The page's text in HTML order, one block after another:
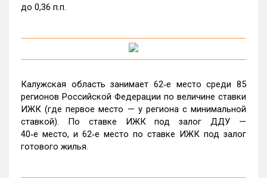
до 0,36 п.п.
Калужская область занимает 62‑е место среди 85
регионов Российской Федерации по величине ставки
ИЖК (где первое место — у региона с минимальной
ставкой). По ставке ИЖК под залог ДДУ —
40‑е место, и 62‑е место по ставке ИЖК под залог
готового жилья.